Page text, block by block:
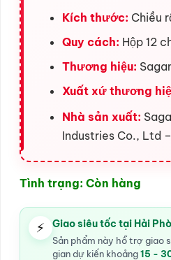
Kích thước: Chiều
Quy cách: Hộp 12
Thương hiệu:
Xuất xứ thương
Nhà sản xuất:
Industries Co., Ltd
Tình trạng: Còn hàng
⚡ Giao siêu tốc tại Hải
Sản phẩm này hỗ trợ giao
gian dự kiến khoảng15 -